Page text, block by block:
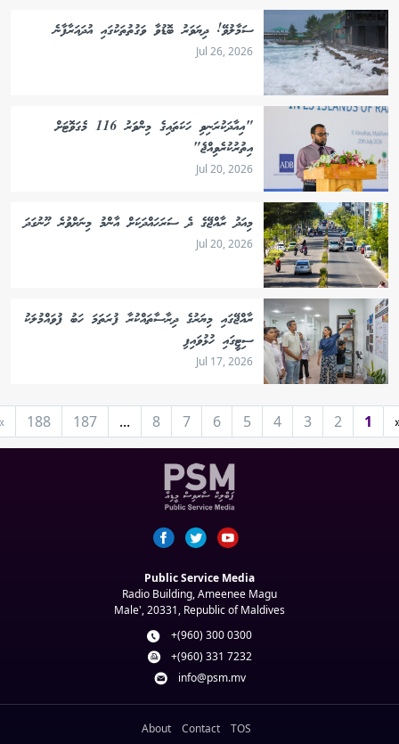
ސަމާލުވޭ! ދިޔަވަރު ބޮޑުވާ ވަގުތުތަކުގައި އުދައަރާފާނެ
Jul 26, 2026
"އިއާދަކުރަނިވި ހަކަތައިގެ މިންވަރު 116 މެގަވޮޓަށް
އިތުރުކުރެވިއްޖެ"
Jul 20, 2026
މިއަދު ރާއްޖޭގެ ދެ ސަރަހައްދަކަށް އާންމު މިނަށްވުރެ ހޫނުގަދަ
Jul 20, 2026
ރާއްޖޭގައި މިޔަރުގެ ދިރާސާތައްކުރާ ފުރަތަމަ ހަބު ފުވައްމުލަކު
ސިޓީގައި ހުޅުވައިފި
Jul 17, 2026
1
2
3
4
5
6
7
8
...
187
188
Public Service Media
Radio Building, Ameenee Magu
Male', 20331, Republic of Maldives
+(960) 300 0300
+(960) 331 7232
info@psm.mv
About Contact TOS